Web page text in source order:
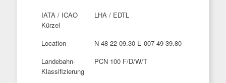
IATA / ICAO
Kürzel
LHA / EDTL
Location
N 48 22 09.30 E 007 49 39.80
Landebahn-
Klassifizierung
PCN 100 F/D/W/T